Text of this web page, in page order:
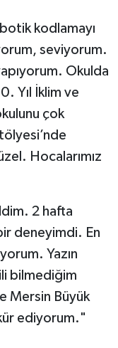
kodlamayı
seviyorum.
Okulda
Yıl İklim ve
çok
Hocalarımız
2 hafta
deneyimdi. En
Yazın
bilmediğim
Mersin Büyük
ediyorum."